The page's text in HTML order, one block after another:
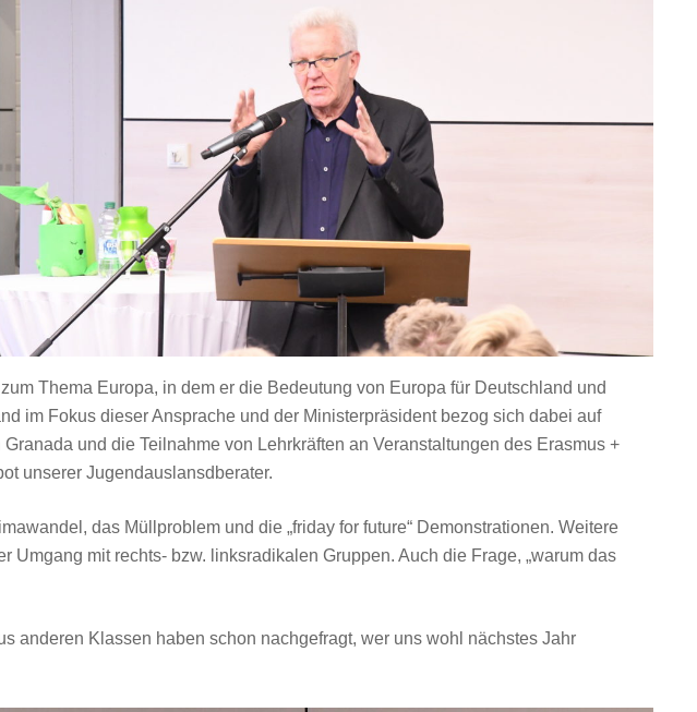
Thema Europa, in dem er die Bedeutung von Europa für Deutschland und
im Fokus dieser Ansprache und der Ministerpräsident bezog sich dabei auf
und die Teilnahme von Lehrkräften an Veranstaltungen des Erasmus +
unserer Jugendauslansdberater.
das Müllproblem und die „friday for future“ Demonstrationen. Weitere
mit rechts- bzw. linksradikalen Gruppen. Auch die Frage, „warum das
anderen Klassen haben schon nachgefragt, wer uns wohl nächstes Jahr